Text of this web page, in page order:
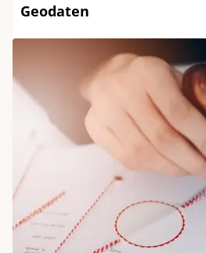
Geodaten